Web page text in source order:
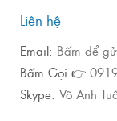
Liên hệ
Email: Bấm để
Bấm Gọi 👉
Skype: Võ Anh